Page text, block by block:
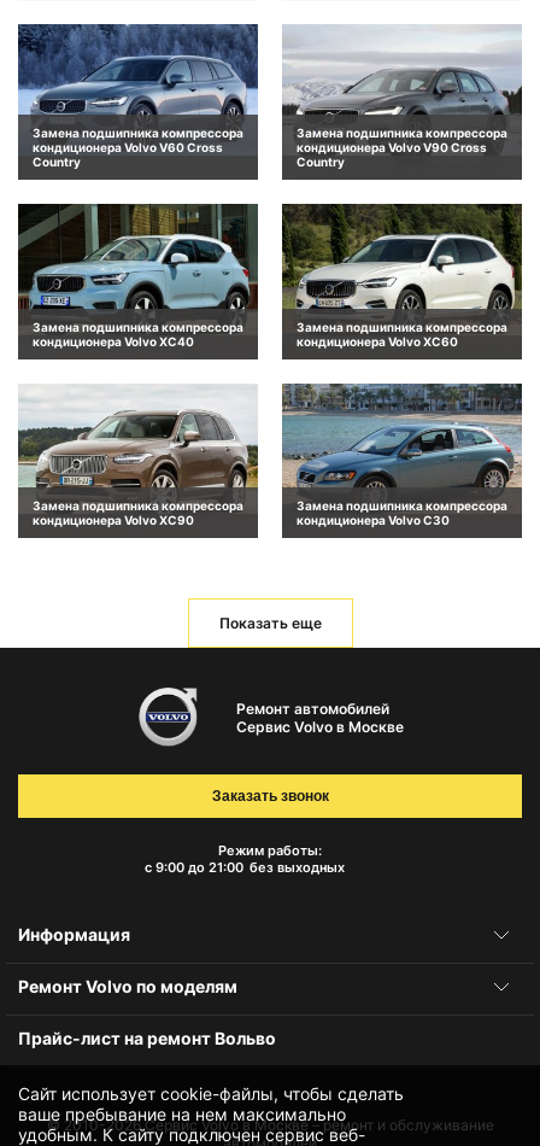
Замена подшипника компрессора
кондиционера Volvo V60 Cross
Country
Замена подшипника компрессора
кондиционера Volvo V90 Cross
Country
Замена подшипника компрессора
кондиционера Volvo XC40
Замена подшипника компрессора
кондиционера Volvo XC60
Замена подшипника компрессора
кондиционера Volvo XC90
Замена подшипника компрессора
кондиционера Volvo C30
Показать еще
Сайт использует cookie-файлы, чтобы сделать
ваше пребывание на нем максимально
удобным. К cайту подключен сервис веб-
Ремонт автомобилей
Сервис Volvo в Москве
Режим работы:
с 9:00 до 21:00 без выходных
Заказать звонок
Информация
Ремонт Volvo по моделям
Прайс-лист на ремонт Вольво
© 2010-2026Сервис Volvo в Москве – ремонт и обслуживание